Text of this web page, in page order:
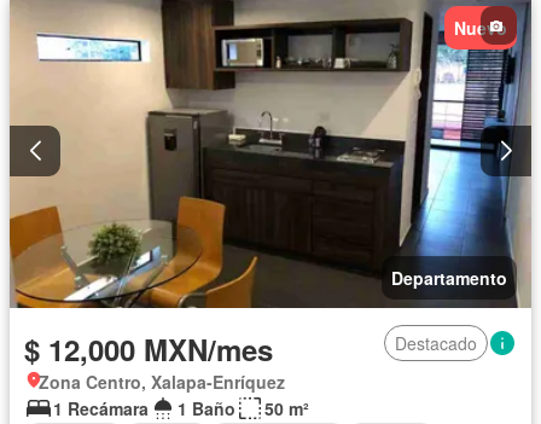
Nuevo
Departamento
$ 12,000 MXN/mes
Destacado
Zona Centro, Xalapa-Enríquez
1 Recámara
1 Baño
50 m²